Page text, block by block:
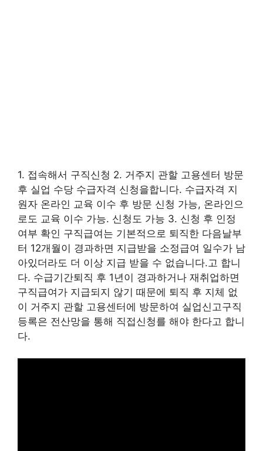
1. 접속해서 구직신청 2. 거주지 관할 고용센터 방문
후 실업 수당 수급자격 신청을합니다. 수급자격 지
원자 온라인 교육 이수 후 방문 신청 가능, 온라인으
로도 교육 이수 가능. 신청도 가능 3. 신청 후 인정
여부 확인 구직급여는 기본적으로 퇴직한 다음날부
터 12개월이 경과하면 지급받을 소정급여 일수가 남
아있더라도 더 이상 지급 받을 수 없습니다.고 합니
다. 수급기간퇴직 후 1년이 경과하거나 재취업하면
구직급여가 지급되지 않기 때문에 퇴직 후 지체 없
이 거주지 관할 고용센터에 방문하여 실업신고구직
등록은 전산망을 통해 직접신청를 해야 한다고 합니
다.